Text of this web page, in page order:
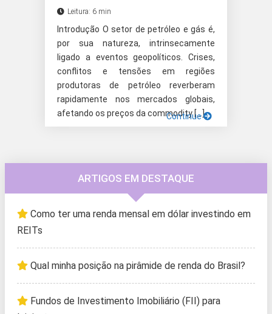
Leitura: 6 min
Introdução O setor de petróleo e gás é,
por sua natureza, intrinsecamente
ligado a eventos geopolíticos. Crises,
conflitos e tensões em regiões
produtoras de petróleo reverberam
rapidamente nos mercados globais,
afetando os preços da commodity […]
Continue
ARTIGOS EM DESTAQUE
Como ter uma renda mensal em dólar investindo em
REITs
Qual minha posição na pirâmide de renda do Brasil?
Fundos de Investimento Imobiliário (FII) para